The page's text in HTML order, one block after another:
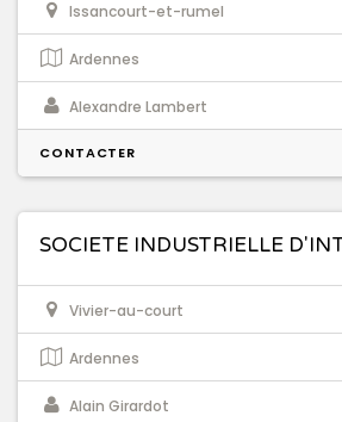
Issancourt-et-rumel
Ardennes
Alexandre Lambert
CONTACTER
SOCIETE INDUSTRIELLE
Vivier-au-court
Ardennes
Alain Girardot